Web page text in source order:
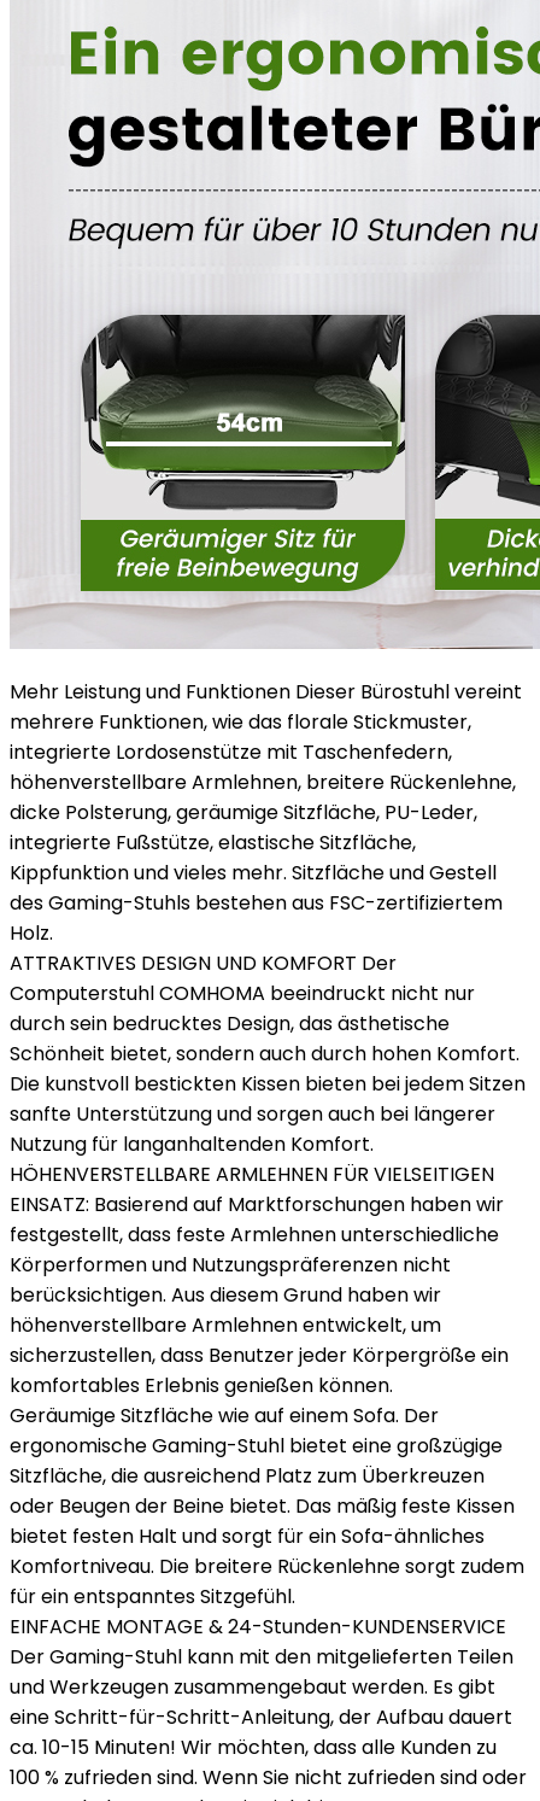
Mehr Leistung und Funktionen Dieser Bürostuhl vereint
mehrere Funktionen, wie das florale Stickmuster,
integrierte Lordosenstütze mit Taschenfedern,
höhenverstellbare Armlehnen, breitere Rückenlehne,
dicke Polsterung, geräumige Sitzfläche, PU-Leder,
integrierte Fußstütze, elastische Sitzfläche,
Kippfunktion und vieles mehr. Sitzfläche und Gestell
des Gaming-Stuhls bestehen aus FSC-zertifiziertem
Holz.
ATTRAKTIVES DESIGN UND KOMFORT Der
Computerstuhl COMHOMA beeindruckt nicht nur
durch sein bedrucktes Design, das ästhetische
Schönheit bietet, sondern auch durch hohen Komfort.
Die kunstvoll bestickten Kissen bieten bei jedem Sitzen
sanfte Unterstützung und sorgen auch bei längerer
Nutzung für langanhaltenden Komfort.
HÖHENVERSTELLBARE ARMLEHNEN FÜR VIELSEITIGEN
EINSATZ: Basierend auf Marktforschungen haben wir
festgestellt, dass feste Armlehnen unterschiedliche
Körperformen und Nutzungspräferenzen nicht
berücksichtigen. Aus diesem Grund haben wir
höhenverstellbare Armlehnen entwickelt, um
sicherzustellen, dass Benutzer jeder Körpergröße ein
komfortables Erlebnis genießen können.
Geräumige Sitzfläche wie auf einem Sofa. Der
ergonomische Gaming-Stuhl bietet eine großzügige
Sitzfläche, die ausreichend Platz zum Überkreuzen
oder Beugen der Beine bietet. Das mäßig feste Kissen
bietet festen Halt und sorgt für ein Sofa-ähnliches
Komfortniveau. Die breitere Rückenlehne sorgt zudem
für ein entspanntes Sitzgefühl.
EINFACHE MONTAGE & 24-Stunden-KUNDENSERVICE
Der Gaming-Stuhl kann mit den mitgelieferten Teilen
und Werkzeugen zusammengebaut werden. Es gibt
eine Schritt-für-Schritt-Anleitung, der Aufbau dauert
ca. 10-15 Minuten! Wir möchten, dass alle Kunden zu
100 % zufrieden sind. Wenn Sie nicht zufrieden sind oder